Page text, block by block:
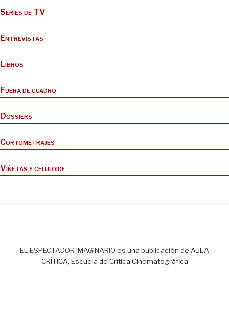
Series de TV
Entrevistas
Libros
Fuera de cuadro
Dossiers
Cortometrajes
Viñetas y celuloide
EL ESPECTADOR IMAGINARIO es una publicación de AULA
CRÍTICA, Escuela de Crítica Cinematográfica